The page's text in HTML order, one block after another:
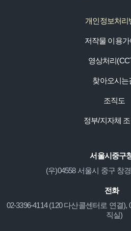
개인정보처리
저작물 이용가
영상처리
찾아오시는
조직도
정부/지자체
서울시중구
(우)04558 서울시 중구 창
전화
02-3396-4114 (120 다산콜센터로 연결),
직실)